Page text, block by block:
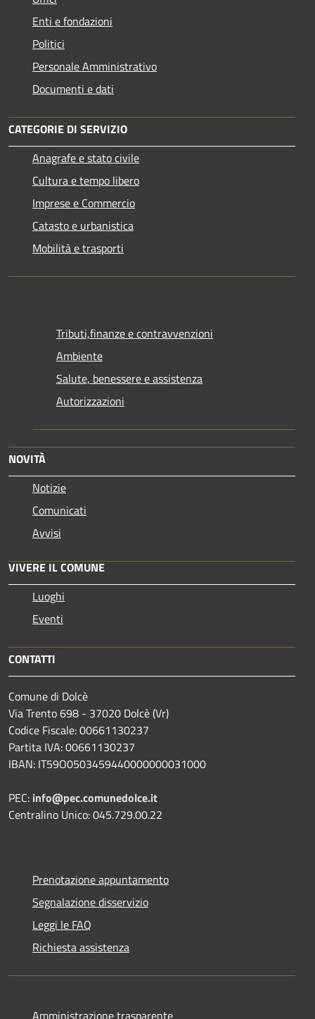
Enti e fondazioni
Politici
Personale Amministrativo
Documenti e dati
CATEGORIE DI SERVIZIO
Anagrafe e stato civile
Cultura e tempo libero
Imprese e Commercio
Catasto e urbanistica
Mobilità e trasporti
Tributi,finanze e contravvenzioni
Ambiente
Salute, benessere e assistenza
Autorizzazioni
NOVITÀ
Notizie
Comunicati
Avvisi
VIVERE IL COMUNE
Luoghi
Eventi
CONTATTI
Comune di Dolcè
Via Trento 698 - 37020 Dolcè (Vr)
Codice Fiscale: 00661130237
Partita IVA: 00661130237
IBAN: IT59O0503459440000000031000
PEC: info@pec.comunedolce.it
Centralino Unico: 045.729.00.22
Prenotazione appuntamento
Segnalazione disservizio
Leggi le FAQ
Richiesta assistenza
Amministrazione trasparente